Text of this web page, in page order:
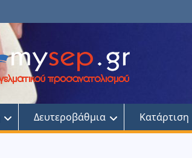
Δευτεροβάθμια Κατάρτιση